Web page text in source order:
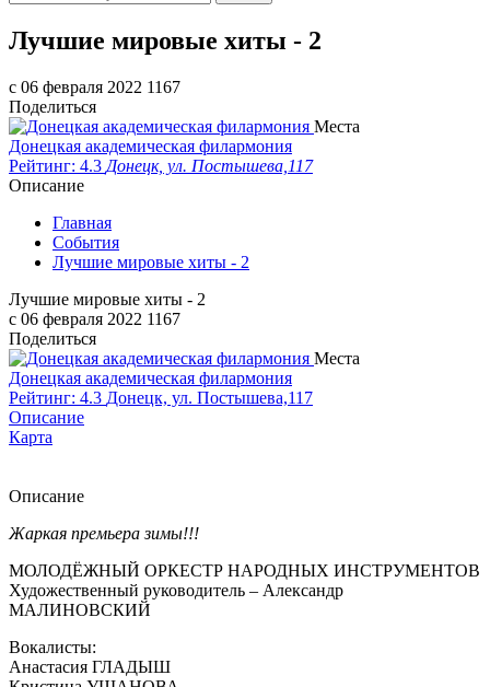
Лучшие мировые хиты - 2
c 06 февраля 2022 1167
Поделиться
Места
Донецкая академическая филармония
Рейтинг: 4.3 Донецк, ул. Постышева,117
Описание
Главная
События
Лучшие мировые хиты - 2
Лучшие мировые хиты - 2
c 06 февраля 2022 1167
Поделиться
Места
Донецкая академическая филармония
Рейтинг: 4.3 Донецк, ул. Постышева,117
Описание
Карта
Описание
Жаркая премьера зимы!!!
МОЛОДЁЖНЫЙ ОРКЕСТР НАРОДНЫХ ИНСТРУМЕНТОВ
Художественный руководитель – Александр
МАЛИНОВСКИЙ
Вокалисты:
Анастасия ГЛАДЫШ